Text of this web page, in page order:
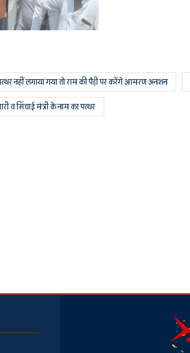
नहीं लगाया गया तो राम की पैड़ी पर करेंगे आमरण अनशन
व सिंचाई मंत्री के नाम का पत्थर